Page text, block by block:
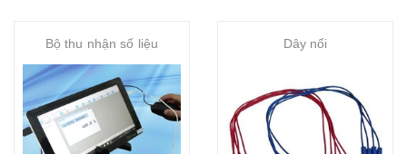
Bộ thu nhận số liệu Dây nối